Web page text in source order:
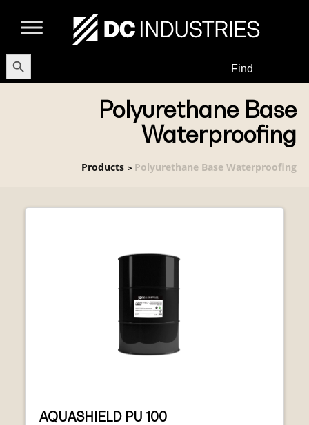
Search
for:
Button
Polyurethane Base
Waterproofing
Products > Polyurethane Base Waterproofing
AQUASHIELD PU 100